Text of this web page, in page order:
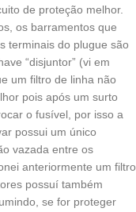
de proteção melhor.
os barramentos que
terminais do plugue são
“disjuntor” (vi em
um filtro de linha não
pois após um surto
o fusível, por isso a
possui um único
vazada entre os
anteriormente um filtro
possuí também
se for proteger